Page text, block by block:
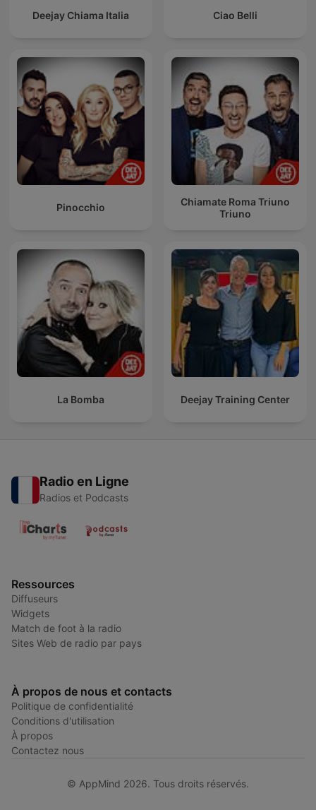
Deejay Chiama Italia Ciao Belli
Pinocchio
Chiamate Roma Triuno
Triuno
La Bomba Deejay Training Center
Radio en Ligne
Radios et Podcasts
Ressources
Diffuseurs
Widgets
Match de foot à la radio
Sites Web de radio par pays
À propos de nous et contacts
Politique de confidentialité
Conditions d'utilisation
À propos
Contactez nous
© AppMind 2026. Tous droits réservés.